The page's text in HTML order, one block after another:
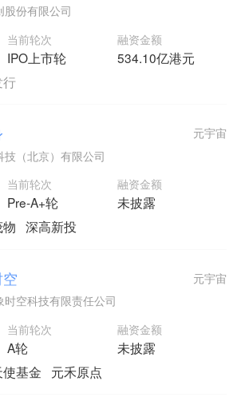
股份有限公司
当前轮次
IPO上市轮
融资金额
534.10亿港元
行
技（北京）有限公司
当前轮次
Pre-A+轮
融资金额
未披露
元宇宙
深高新投
时空科技有限责任公司
当前轮次
A轮
融资金额
未披露
元宇宙
基金 元禾原点